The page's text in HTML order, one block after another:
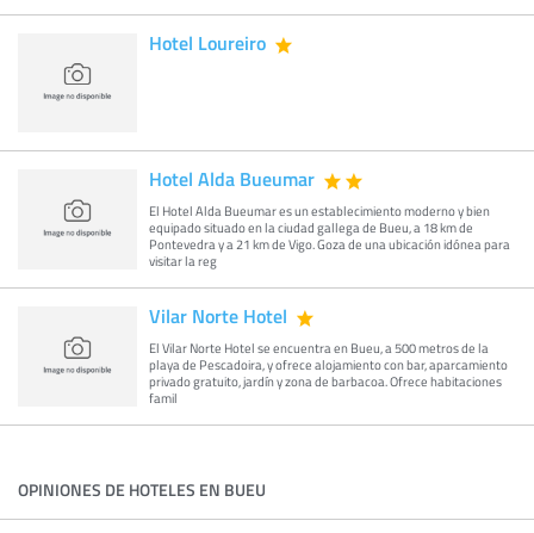
Hotel Loureiro
Hotel Alda Bueumar
El Hotel Alda Bueumar es un establecimiento moderno y bien
equipado situado en la ciudad gallega de Bueu, a 18 km de
Pontevedra y a 21 km de Vigo. Goza de una ubicación idónea para
visitar la reg
Vilar Norte Hotel
El Vilar Norte Hotel se encuentra en Bueu, a 500 metros de la
playa de Pescadoira, y ofrece alojamiento con bar, aparcamiento
privado gratuito, jardín y zona de barbacoa. Ofrece habitaciones
famil
OPINIONES DE HOTELES EN BUEU